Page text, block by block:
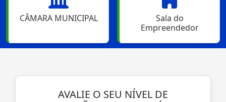
CÂMARA MUNICIPAL
Sala do
Empreendedor
SATISFAÇÃO COM ESSA PÁGINA